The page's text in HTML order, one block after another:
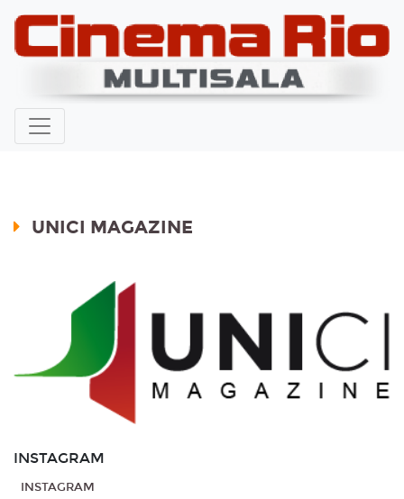
UNICI MAGAZINE
INSTAGRAM
INSTAGRAM